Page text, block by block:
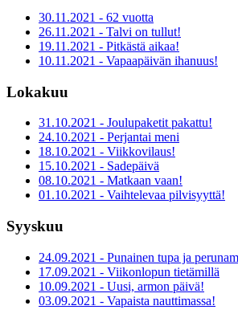
30.11.2021 - 62 vuotta
26.11.2021 - Talvi on tullut!
19.11.2021 - Pitkästä aikaa!
10.11.2021 - Vapaapäivän ihanuus!
Lokakuu
31.10.2021 - Joulupaketit pakattu!
24.10.2021 - Perjantai meni
18.10.2021 - Viikkovilaus!
15.10.2021 - Sadepäivä
08.10.2021 - Matkaan vaan!
01.10.2021 - Vaihtelevaa pilvisyyttä!
Syyskuu
24.09.2021 - Punainen tupa ja
17.09.2021 - Viikonlopun tietämillä
10.09.2021 - Uusi, armon päivä!
03.09.2021 - Vapaista nauttimassa!